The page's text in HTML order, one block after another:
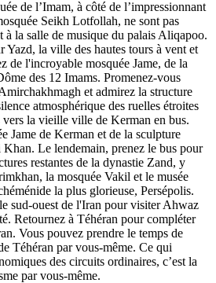
de l’Imam, à côté de l’impressionnant
Seikh Lotfollah, ne sont pas
à la salle de musique du palais Aliqapoo.
Yazd, la ville des hautes tours à vent et
de l'incroyable mosquée Jame, de la
des 12 Imams. Promenez-vous
et admirez la structure
atmosphérique des ruelles étroites
la vieille ville de Kerman en bus.
Jame de Kerman et de la sculpture
Khan. Le lendemain, prenez le bus pour
restantes de la dynastie Zand, y
la mosquée Vakil et le musée
la plus glorieuse, Persépolis.
sud-ouest de l'Iran pour visiter Ahwaz
Retournez à Téhéran pour compléter
Vous pouvez prendre le temps de
Téhéran par vous-même. Ce qui
des circuits ordinaires, c’est la
par vous-même.